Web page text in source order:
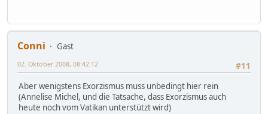
Conni
Gast
#11
02. Oktober 2008, 08:42:12
Aber wenigstens Exorzismus muss unbedingt hier rein
(Annelise Michel, und die Tatsache, dass Exorzismus auch
heute noch vom Vatikan unterstützt wird)